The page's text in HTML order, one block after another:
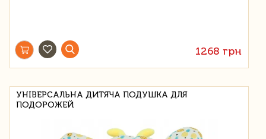
1268 грн
УНІВЕРСАЛЬНА ДИТЯЧА ПОДУШКА ДЛЯ
ПОДОРОЖЕЙ